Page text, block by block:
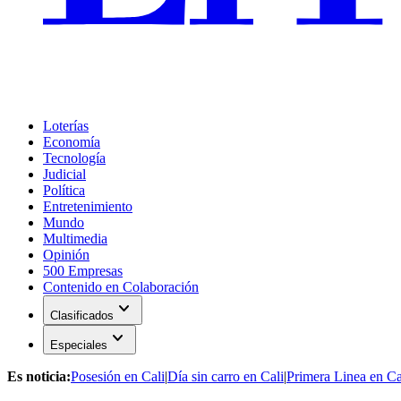
Loterías
Economía
Tecnología
Judicial
Política
Entretenimiento
Mundo
Multimedia
Opinión
500 Empresas
Contenido en Colaboración
Clasificados expand_more
Especiales expand_more
Es noticia:Posesión en Cali|Día sin carro en Cali|Primera Linea en